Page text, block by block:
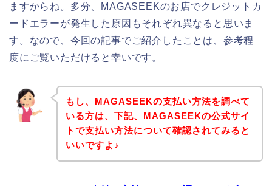
ますからね。多分、MAGASEEKのお店でクレジットカ
ードエラーが発生した原因もそれぞれ異なると思いま
す。なので、今回の記事でご紹介したことは、参考程
度にご覧いただけると幸いです。
もし、MAGASEEKの支払い方法を調べて
いる方は、下記、MAGASEEKの公式サイ
トで支払い方法について確認されてみると
いいですよ♪